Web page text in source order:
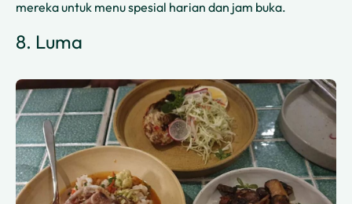
mereka untuk menu spesial harian dan jam buka.
8. Luma